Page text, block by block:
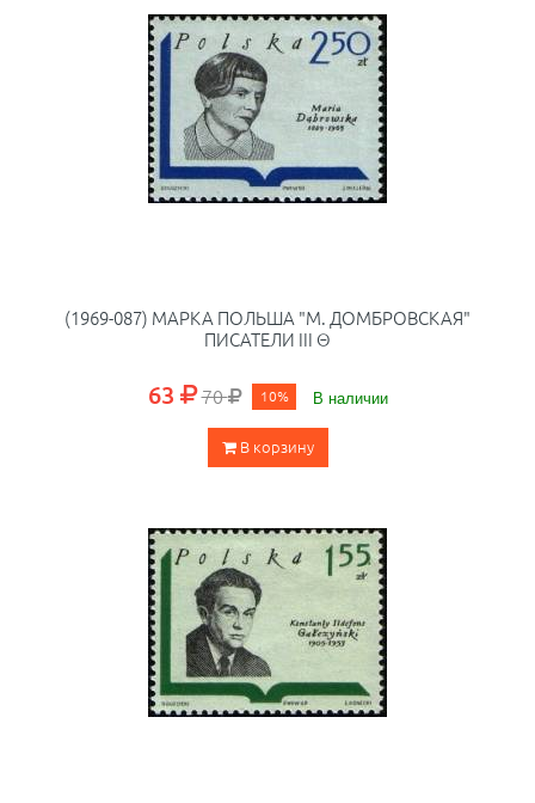
(1969-087) МАРКА ПОЛЬША "М. ДОМБРОВСКАЯ"
ПИСАТЕЛИ III Θ
63 70 10% В наличии
В корзину